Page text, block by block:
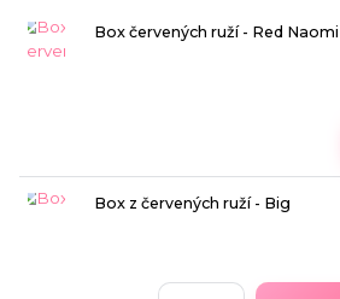
Box červených ruží - Red Naomi
Box z červených ruží - Big